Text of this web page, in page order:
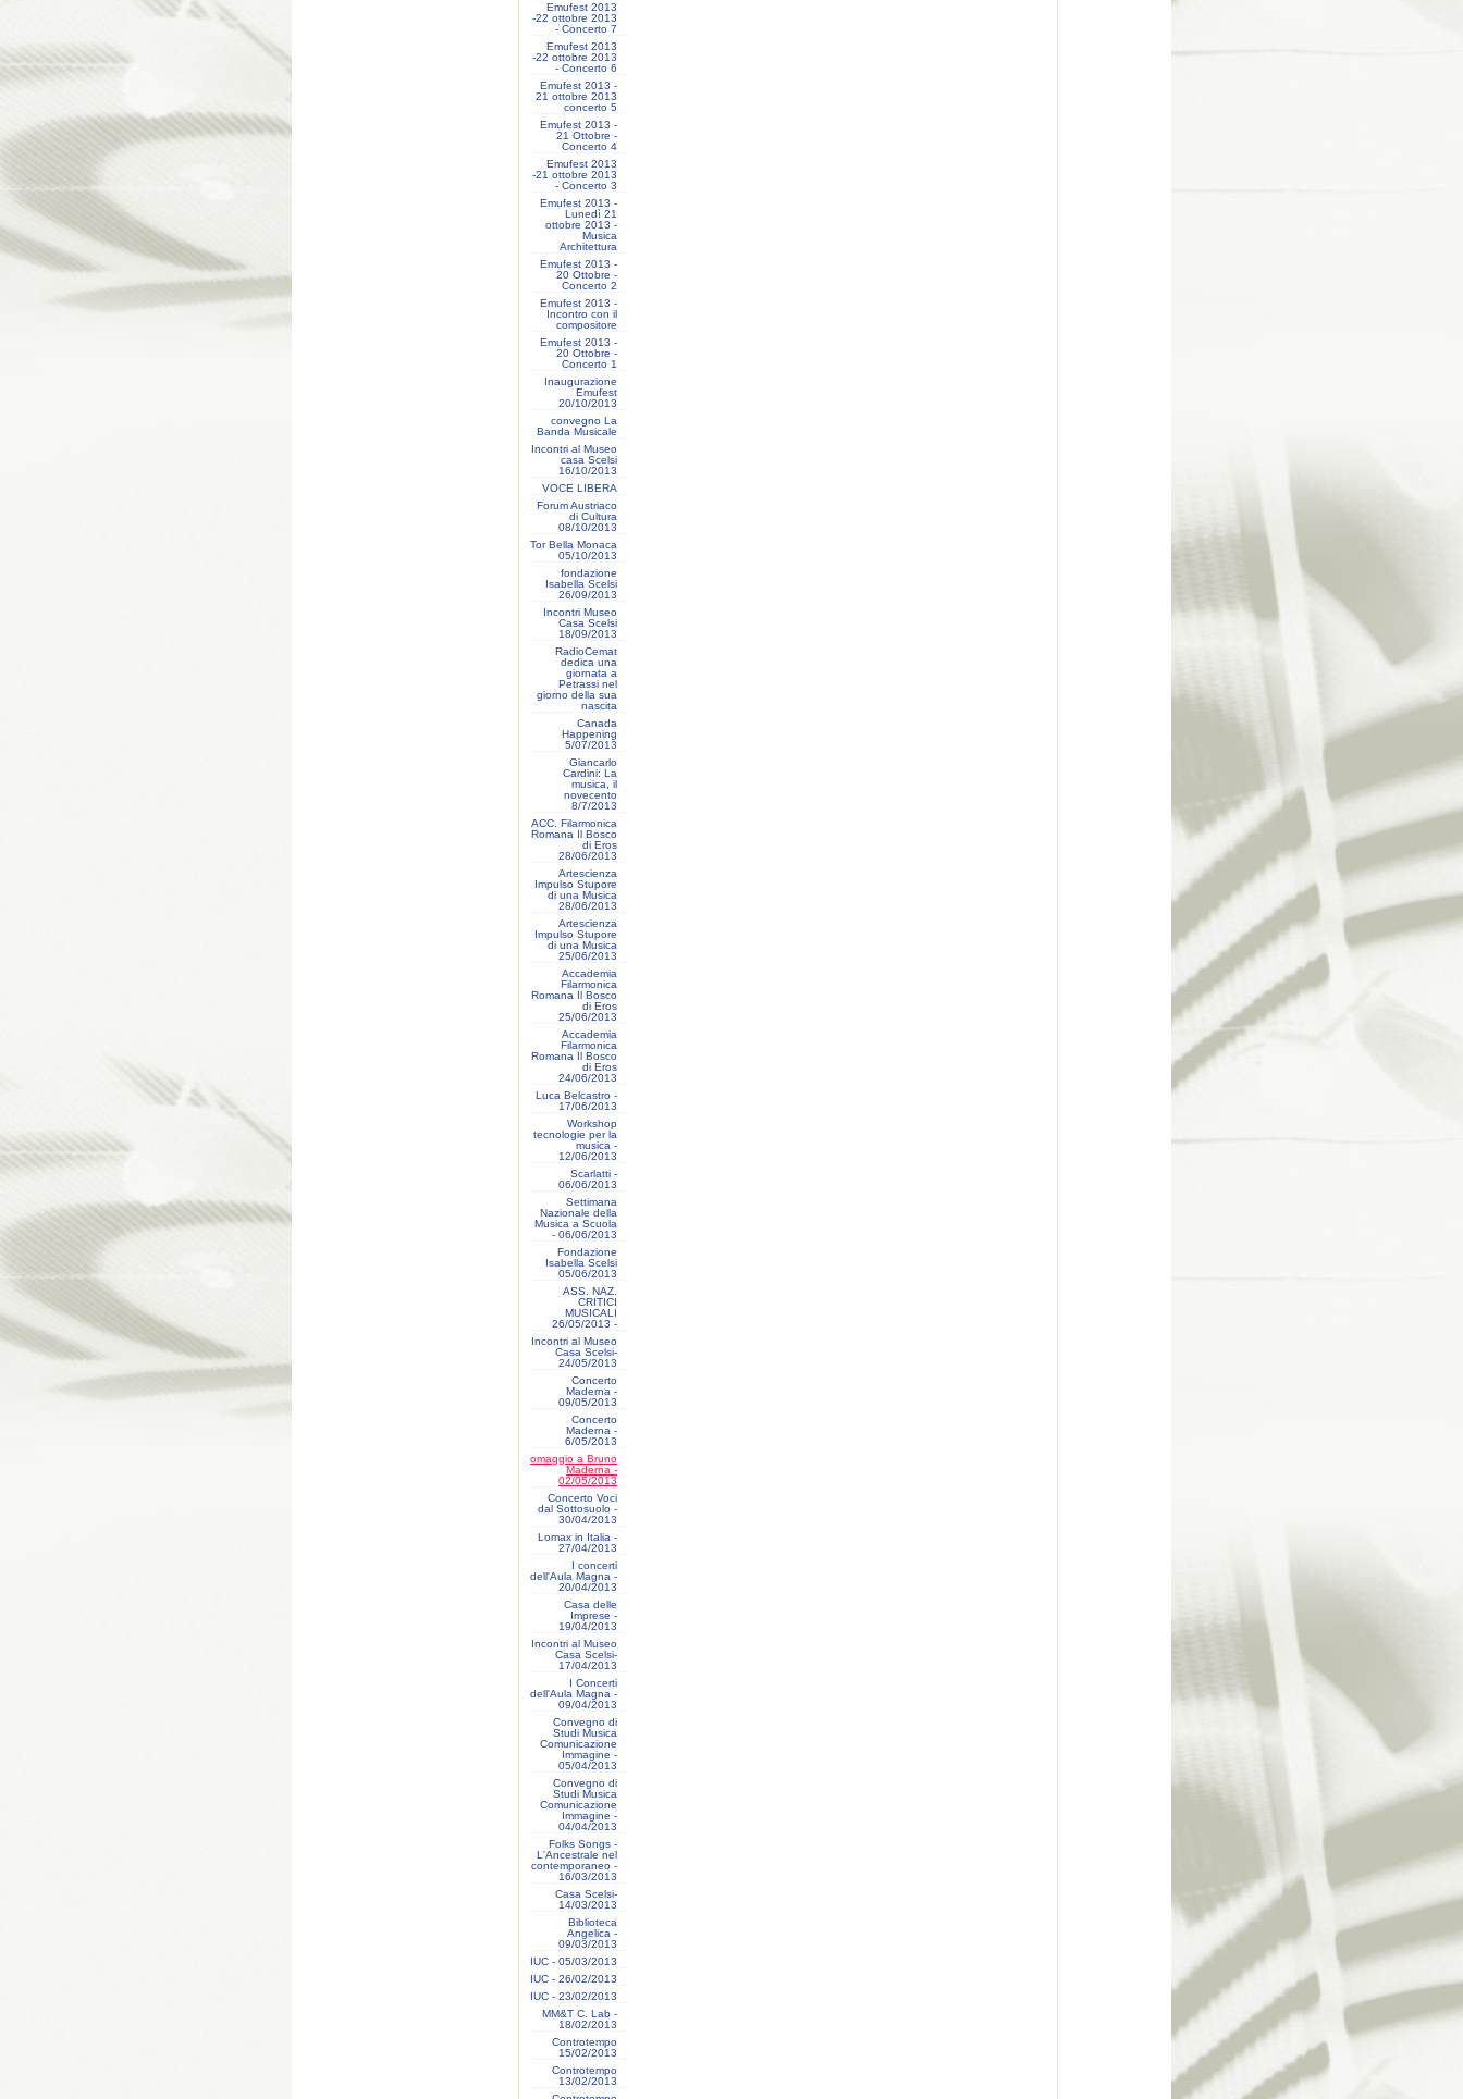
Emufest 2013
-22 ottobre 2013
- Concerto 7
Emufest 2013
-22 ottobre 2013
- Concerto 6
Emufest 2013 -
21 ottobre 2013
concerto 5
Emufest 2013 -
21 Ottobre -
Concerto 4
Emufest 2013
-21 ottobre 2013
- Concerto 3
Emufest 2013 -
Lunedì 21
ottobre 2013 -
Musica
Architettura
Emufest 2013 -
20 Ottobre -
Concerto 2
Emufest 2013 -
Incontro con il
compositore
Emufest 2013 -
20 Ottobre -
Concerto 1
Inaugurazione
Emufest
20/10/2013
convegno La
Banda Musicale
Incontri al Museo
casa Scelsi
16/10/2013
VOCE LIBERA
Forum Austriaco
di Cultura
08/10/2013
Tor Bella Monaca
05/10/2013
fondazione
Isabella Scelsi
26/09/2013
Incontri Museo
Casa Scelsi
18/09/2013
RadioCemat
dedica una
giornata a
Petrassi nel
giorno della sua
nascita
Canada
Happening
5/07/2013
Giancarlo
Cardini: La
musica, il
novecento
8/7/2013
ACC. Filarmonica
Romana Il Bosco
di Eros
28/06/2013
Artescienza
Impulso Stupore
di una Musica
28/06/2013
Artescienza
Impulso Stupore
di una Musica
25/06/2013
Accademia
Filarmonica
Romana Il Bosco
di Eros
25/06/2013
Accademia
Filarmonica
Romana Il Bosco
di Eros
24/06/2013
Luca Belcastro -
17/06/2013
Workshop
tecnologie per la
musica -
12/06/2013
Scarlatti -
06/06/2013
Settimana
Nazionale della
Musica a Scuola
- 06/06/2013
Fondazione
Isabella Scelsi
05/06/2013
ASS. NAZ.
CRITICI
MUSICALI
26/05/2013 -
Incontri al Museo
Casa Scelsi-
24/05/2013
Concerto
Maderna -
09/05/2013
Concerto
Maderna -
6/05/2013
omaggio a Bruno
Maderna -
02/05/2013
Concerto Voci
dal Sottosuolo -
30/04/2013
Lomax in Italia -
27/04/2013
I concerti
dell'Aula Magna -
20/04/2013
Casa delle
Imprese -
19/04/2013
Incontri al Museo
Casa Scelsi-
17/04/2013
I Concerti
dell'Aula Magna -
09/04/2013
Convegno di
Studi Musica
Comunicazione
Immagine -
05/04/2013
Convegno di
Studi Musica
Comunicazione
Immagine -
04/04/2013
Folks Songs -
L'Ancestrale nel
contemporaneo -
16/03/2013
Casa Scelsi-
14/03/2013
Biblioteca
Angelica -
09/03/2013
IUC - 05/03/2013
IUC - 26/02/2013
IUC - 23/02/2013
MM&T C. Lab -
18/02/2013
Controtempo
15/02/2013
Controtempo
13/02/2013